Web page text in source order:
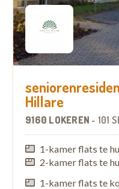
Hillare
9160 LOKEREN - 101
1-kamer flats te
2-kamer flats te
1-kamer flats te